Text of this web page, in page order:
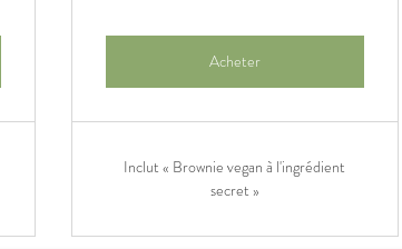
Acheter
Inclut « Brownie vegan à l'ingrédient
secret »